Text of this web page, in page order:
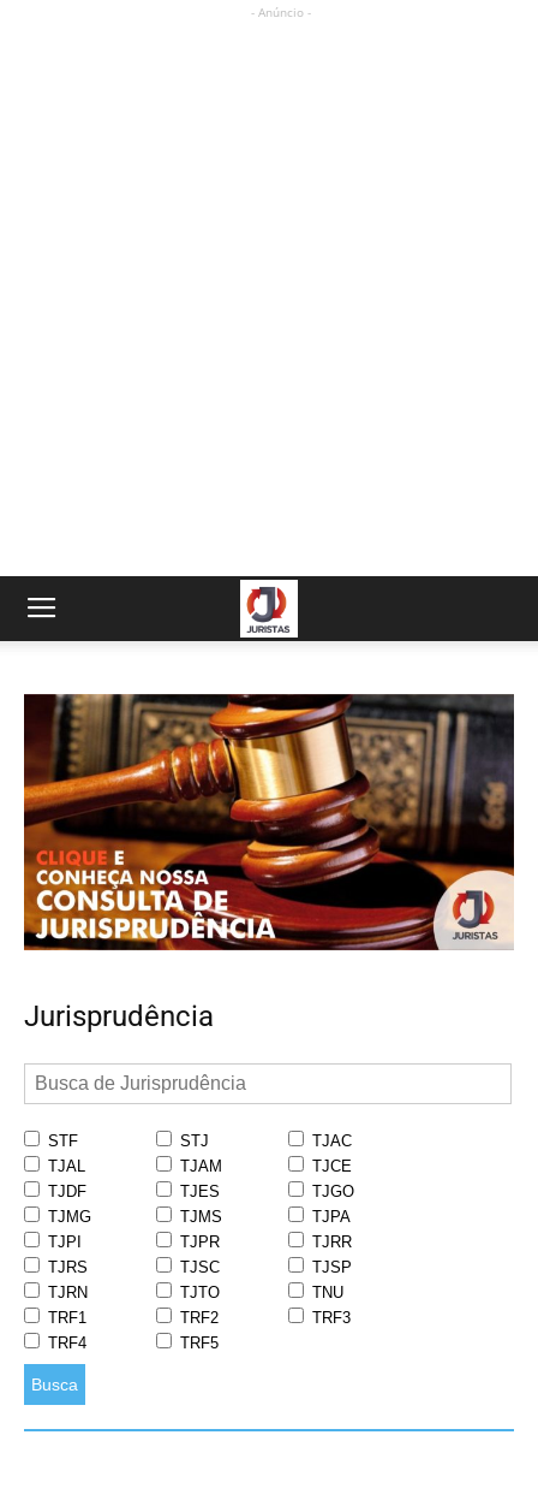
- Anúncio -
Jurisprudência
STF STJ
TJAC
TJAL
TJAM
TJCE
TJDF
TJES
TJGO
TJMG
TJMS
TJPA
TJPI
TJPR
TJRR
TJRS
TJSC
TJSP
TJRN
TJTO
TNU
TRF1
TRF2
TRF3
TRF4
TRF5
Busca